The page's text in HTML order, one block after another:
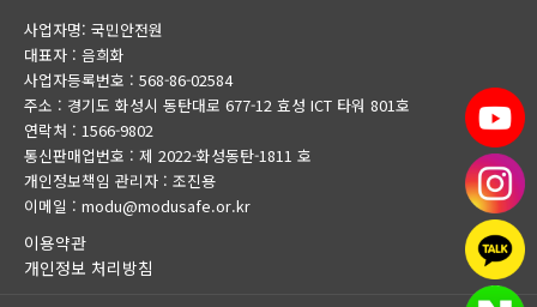
사업자명: 국민안전원
대표자 : 음희화
사업자등록번호 : 568-86-02584
주소 : 경기도 화성시 동탄대로 677-12 효성 ICT 타워 801호
연락처 : 1566-9802
통신판매업번호 : 제 2022-화성동탄-1811 호
개인정보책임 관리자 : 조진용
이메일 : modu@modusafe.or.kr
이용약관
개인정보 처리방침